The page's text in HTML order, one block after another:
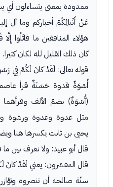
ممدودة بمعنى يتساءلون أي
عَنْ أَنْبائِكُمْ أخباركم وما آل
هؤلاء المنافقين ما قاتَلُوا
كان ذلك القليل لله لكان كثيرا.
قوله تعالى: لَقَدْ كانَ لَكُمْ فِي
أُسْوَةٌ قدوة حَسَنَةٌ قرأ عاصم
(أُسْوَةٌ) بضمّ الألف وقرأهما
مثل عدوة وعدوة ورشوة
يحيى بن ثابت يكسرها هنا
قال أبو عبيد: ولا نعرف بين
قال المفسّرون: يعني لَقَدْ
سنّة صالحة أن تنصروه